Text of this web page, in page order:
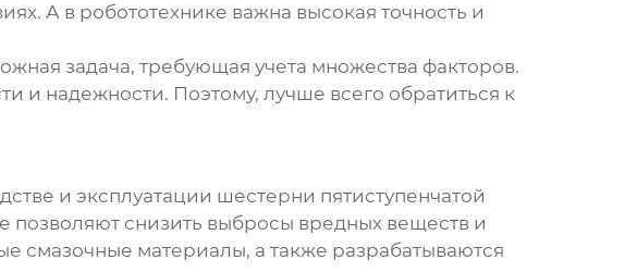
А в робототехнике важна высокая точность и
задача, требующая учета множества факторов.
и надежности. Поэтому, лучше всего обратиться к
и эксплуатации шестерни пятиступенчатой
позволяют снизить выбросы вредных веществ и
смазочные материалы, а также разрабатываются